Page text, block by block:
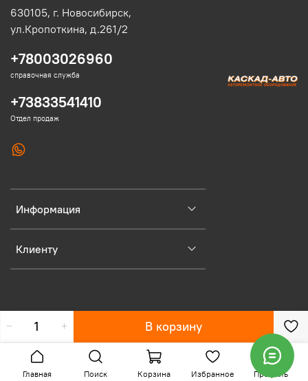
В корзину
Информация
Клиенту
630105, г. Новосибирск,
ул.Кропоткина, д.261/2
+78003026960
справочная служба
+73833541410
Отдел продаж
Главная Поиск Корзина Избранное Профиль